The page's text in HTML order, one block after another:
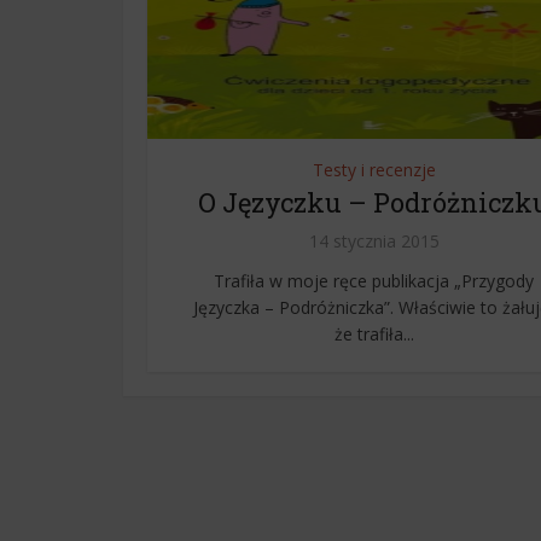
Testy i recenzje
O Języczku –
14 stycznia 2015
Trafiła w moje ręce publikacja „Przygody
Języczka – Podróżniczka”. Właściwie to
że trafiła...